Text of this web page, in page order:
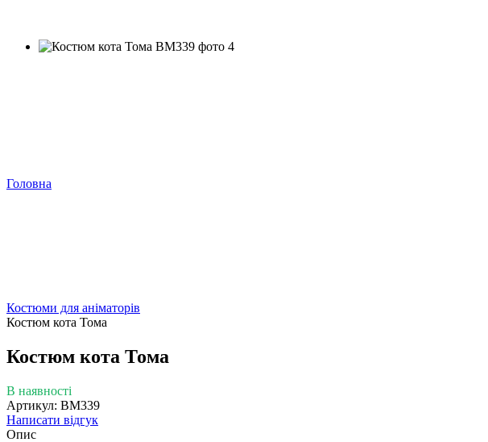
Головна
Костюми для аніматорів
Костюм кота Тома
Костюм кота Тома
В наявності
Артикул: ВМ339
Написати відгук
Опис